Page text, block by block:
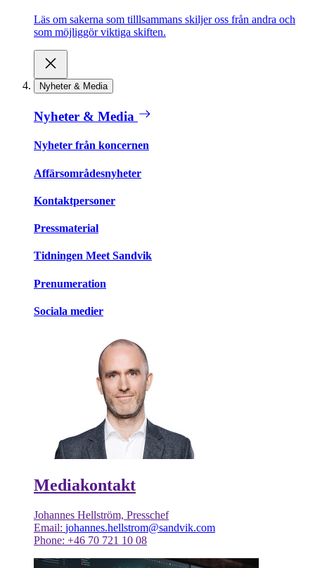
Läs om sakerna som tilllsammans skiljer oss från andra och
som möjliggör viktiga skiften.
Nyheter & Media
Nyheter & Media
Nyheter från koncernen
Affärsområdesnyheter
Kontaktpersoner
Pressmaterial
Tidningen Meet Sandvik
Prenumeration
Sociala medier
Mediakontakt
Johannes Hellström, Presschef
Email: johannes.hellstrom@sandvik.com
Phone: +46 70 721 10 08